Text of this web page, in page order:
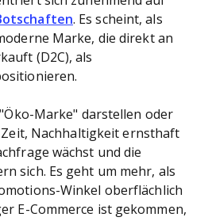
. Es scheint, als
Marke, die direkt an
(D2C), als
Marke" darstellen oder
Nachhaltigkeit ernsthaft
wächst und die
sich. Es geht um mehr, als
Winkel oberflächlich
E-Commerce ist gekommen,